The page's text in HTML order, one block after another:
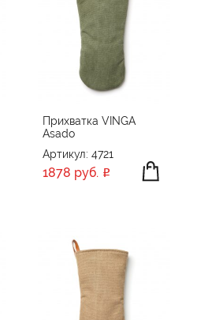
Прихватка VINGA
Asado
Артикул: 4721
1878 руб.